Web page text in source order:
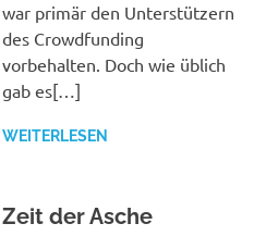
war primär den Unterstützern
des Crowdfunding
vorbehalten. Doch wie üblich
gab es[…]
WEITERLESEN
Zeit der Asche